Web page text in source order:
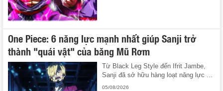
One Piece: 6 năng lực mạnh nhất giúp Sanji trở
thành "quái vật" của băng Mũ Rơm
Từ Black Leg Style đến Ifrit Jambe,
Sanji đã sở hữu hàng loạt năng lực ...
05/08/2026